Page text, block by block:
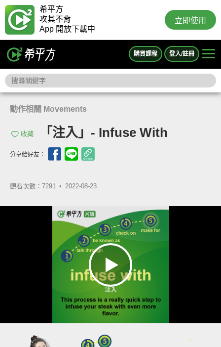
希平方
攻其不背
App 開放下載中
立即使用
購買課程 登入/註冊
動作相關 Movements
收藏 「注入」- Infuse With
分享給好友：
觀看次數：7291 • 2022-08-23